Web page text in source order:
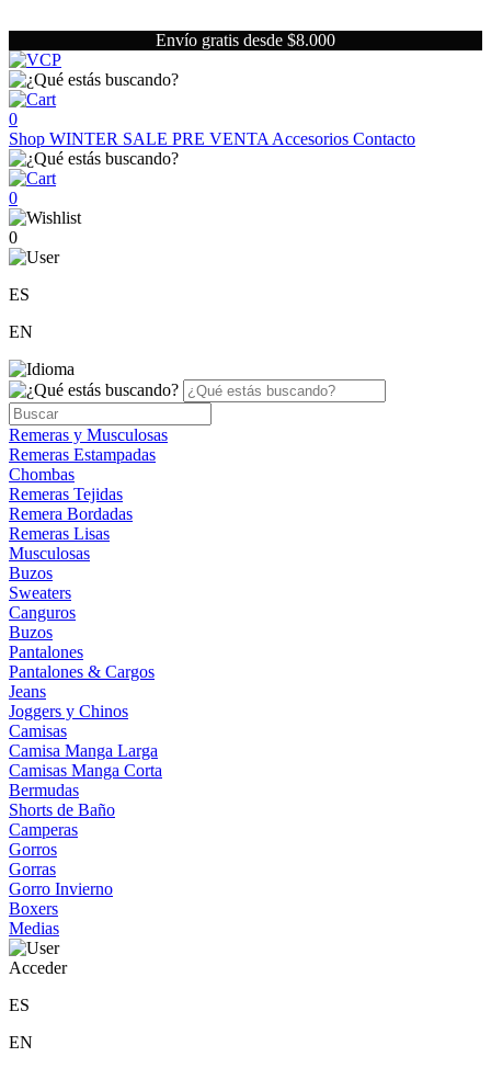
Envío gratis desde $8.000
0
Shop WINTER SALE PRE VENTA Accesorios Contacto
0
0
ES
EN
Remeras y Musculosas
Remeras Estampadas
Chombas
Remeras Tejidas
Remera Bordadas
Remeras Lisas
Musculosas
Buzos
Sweaters
Canguros
Buzos
Pantalones
Pantalones & Cargos
Jeans
Joggers y Chinos
Camisas
Camisa Manga Larga
Camisas Manga Corta
Bermudas
Shorts de Baño
Camperas
Gorros
Gorras
Gorro Invierno
Boxers
Medias
Acceder
ES
EN